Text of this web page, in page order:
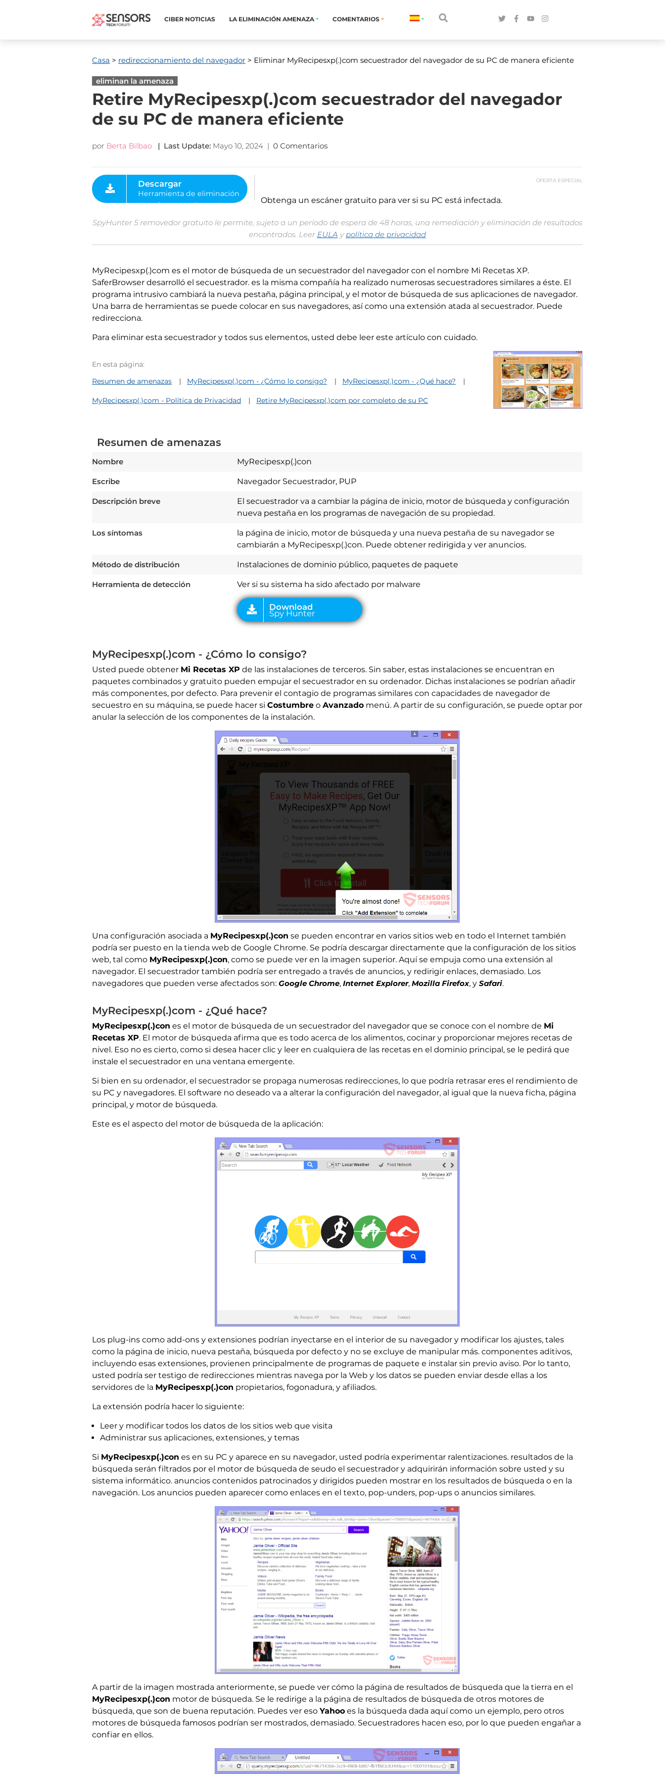
CIBER NOTICIAS LA ELIMINACIÓN AMENAZA COMENTARIOS
Casa > redireccionamiento del navegador > Eliminar MyRecipesxp(.)com secuestrador del navegador de su PC de manera eficiente
eliminan la amenaza
Retire MyRecipesxp(.)com secuestrador del navegador
de su PC de manera eficiente
por Berta Bilbao | Last Update: Mayo 10, 2024 | 0 Comentarios
OFERTA ESPECIAL
Herramienta de eliminación
de software malintencionado
Obtenga un escáner gratuito para ver si su PC está infectada.
SpyHunter 5 removedor gratuito le permite, sujeto a un período de espera de 48 horas, una remediación y eliminación de resultados
encontrados. Leer EULA ypolítica de privacidad
MyRecipesxp(.)com es el motor de búsqueda de un secuestrador del navegador con el nombre Mi Recetas XP.
SaferBrowser desarrolló el secuestrador. es la misma compañía ha realizado numerosas secuestradores similares a éste. El
programa intrusivo cambiará la nueva pestaña, página principal, y el motor de búsqueda de sus aplicaciones de navegador.
Una barra de herramientas se puede colocar en sus navegadores, así como una extensión atada al secuestrador. Puede
redirecciona.
Para eliminar esta secuestrador y todos sus elementos, usted debe leer este artículo con cuidado.
En esta página:
Resumen de amenazas
MyRecipesxp(.)com - ¿Cómo lo consigo? MyRecipesxp(.)com - ¿Qué hace?
MyRecipesxp(.)com - Política de Privacidad Retire MyRecipesxp(.)com por completo de su PC
Resumen de amenazas
Nombre MyRecipesxp(.)con
Escribe Navegador Secuestrador, PUP
Descripción breve
El secuestrador va a cambiar la página de inicio, motor de búsqueda y configuración
nueva pestaña en los programas de navegación de su propiedad.
Los síntomas
la página de inicio, motor de búsqueda y una nueva pestaña de su navegador se
cambiarán a MyRecipesxp(.)con. Puede obtener redirigida y ver anuncios.
Método de distribución Instalaciones de dominio público, paquetes de paquete
Herramienta de detección Ver si su sistema ha sido afectado por malware
MyRecipesxp(.)com - ¿Cómo lo consigo?
Usted puede obtener Mi Recetas XP de las instalaciones de terceros. Sin saber, estas instalaciones se encuentran en
paquetes combinados y gratuito pueden empujar el secuestrador en su ordenador. Dichas instalaciones se podrían añadir
más componentes, por defecto. Para prevenir el contagio de programas similares con capacidades de navegador de
secuestro en su máquina, se puede hacer si Costumbre o Avanzado menú. A partir de su configuración, se puede optar por
anular la selección de los componentes de la instalación.
Una configuración asociada a MyRecipesxp(.)con se pueden encontrar en varios sitios web en todo el Internet también
podría ser puesto en la tienda web de Google Chrome. Se podría descargar directamente que la configuración de los sitios
web, tal como MyRecipesxp(.)con, como se puede ver en la imagen superior. Aquí se empuja como una extensión al
navegador. El secuestrador también podría ser entregado a través de anuncios, y redirigir enlaces, demasiado. Los
navegadores que pueden verse afectados son: Google Chrome, Internet Explorer, Mozilla Firefox, y Safari.
MyRecipesxp(.)com - ¿Qué hace?
MyRecipesxp(.)con es el motor de búsqueda de un secuestrador del navegador que se conoce con el nombre de Mi
Recetas XP. El motor de búsqueda afirma que es todo acerca de los alimentos, cocinar y proporcionar mejores recetas de
nivel. Eso no es cierto, como si desea hacer clic y leer en cualquiera de las recetas en el dominio principal, se le pedirá que
instale el secuestrador en una ventana emergente.
Si bien en su ordenador, el secuestrador se propaga numerosas redirecciones, lo que podría retrasar eres el rendimiento de
su PC y navegadores. El software no deseado va a alterar la configuración del navegador, al igual que la nueva ficha, página
principal, y motor de búsqueda.
Este es el aspecto del motor de búsqueda de la aplicación:
Los plug-ins como add-ons y extensiones podrían inyectarse en el interior de su navegador y modificar los ajustes, tales
como la página de inicio, nueva pestaña, búsqueda por defecto y no se excluye de manipular más. componentes aditivos,
incluyendo esas extensiones, provienen principalmente de programas de paquete e instalar sin previo aviso. Por lo tanto,
usted podría ser testigo de redirecciones mientras navega por la Web y los datos se pueden enviar desde ellas a los
servidores de la MyRecipesxp(.)con propietarios, fogonadura, y afiliados.
La extensión podría hacer lo siguiente:
Leer y modificar todos los datos de los sitios web que visita
Administrar sus aplicaciones, extensiones, y temas
Si MyRecipesxp(.)con es en su PC y aparece en su navegador, usted podría experimentar ralentizaciones. resultados de la
búsqueda serán filtrados por el motor de búsqueda de seudo el secuestrador y adquirirán información sobre usted y su
sistema informático. anuncios contenidos patrocinados y dirigidos pueden mostrar en los resultados de búsqueda o en la
navegación. Los anuncios pueden aparecer como enlaces en el texto, pop-unders, pop-ups o anuncios similares.
A partir de la imagen mostrada anteriormente, se puede ver cómo la página de resultados de búsqueda que la tierra en el
MyRecipesxp(.)con motor de búsqueda. Se le redirige a la página de resultados de búsqueda de otros motores de
búsqueda, que son de buena reputación. Puedes ver eso Yahoo es la búsqueda dada aquí como un ejemplo, pero otros
motores de búsqueda famosos podrían ser mostrados, demasiado. Secuestradores hacen eso, por lo que pueden engañar a
confiar en ellos.